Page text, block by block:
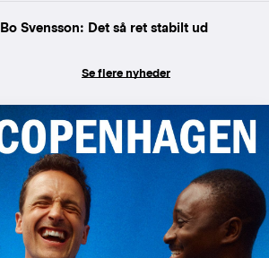
Bo Svensson: Det så ret stabilt ud
Se flere nyheder